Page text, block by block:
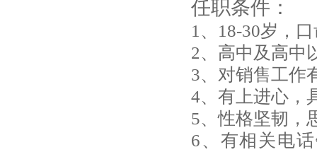
任职条件：
1、18-30岁，
2、高中及高中
3、对销售工作
4、有上进心，
5、性格坚韧，
6、有相关电